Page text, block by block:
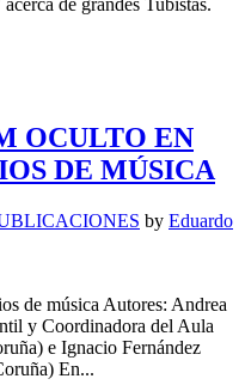
OCULTO EN
DE MÚSICA
by Eduardo
de música Autores: Andrea
y Coordinadora del Aula
e Ignacio Fernández
En...